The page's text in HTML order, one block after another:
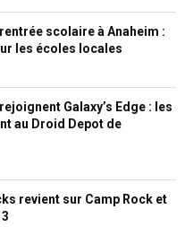
scolaire à Anaheim :
les écoles locales
Galaxy’s Edge : les
au Droid Depot de
revient sur Camp Rock et